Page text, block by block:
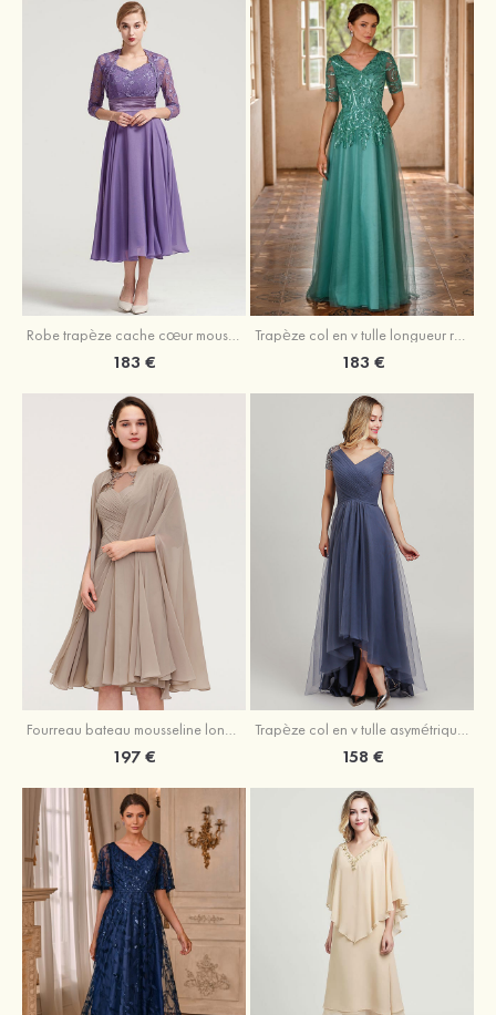
Robe trapèze cache cœur mousseline longueur mollet robe de mère de la mariée avec plissé veste
183 €
Trapèze col en v tulle longueur ras du sol robe de mère de la mariée avec perles paillettes
183 €
Fourreau bateau mousseline longueur genou robe de mère de la mariée avec appliqué plissé veste
197 €
Trapèze col en v tulle asymétrique robe de mère de la mariée
158 €